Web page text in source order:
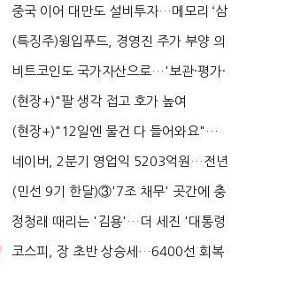
로봇·AI 등 논...
중국 이어 대만도 설비투자…메모리 ‘삼
국전쟁’
(특징주)윙입푸드, 경영진 주가 부양 의
지에 상한가...
비트코인도 국가자산으로…'보관·평가·
처분' 기준은 ...
(현장+)"팔 생각 접고 호가 높여
요"…'덜 똘똘한 한 채' 20...
(현장+)"12일엔 물건 다 들어와요"…
빈 매대 채우며 문 연 ...
네이버, 2분기 영업익 5203억원…전년
비 0.2% 감소...
(민선 9기 한달)③'7조 채무' 곳간에 충
격…추미애, 20년...
정청래 때리는 '김용'…더 세진 '대통령
최측근' 입...
코스피, 장 초반 상승세…6400선 회복